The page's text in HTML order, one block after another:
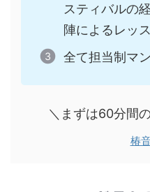
スティバルの
陣によるレッ
全て担当制マ
＼まずは60分間
椿